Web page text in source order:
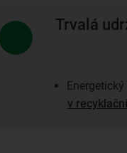
Trvalá
v